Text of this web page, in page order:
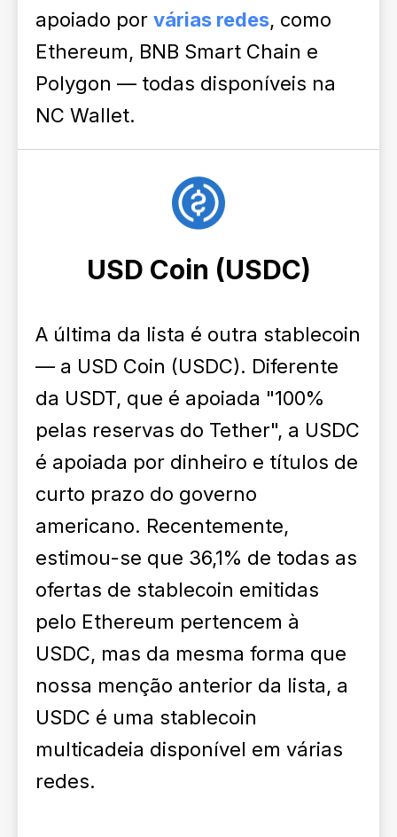
apoiado por várias redes, como
Ethereum, BNB Smart Chain e
Polygon — todas disponíveis na
NC Wallet.
USD Coin (USDC)
A última da lista é outra stablecoin
— a USD Coin (USDC). Diferente
da USDT, que é apoiada "100%
pelas reservas do Tether", a USDC
é apoiada por dinheiro e títulos de
curto prazo do governo
americano. Recentemente,
estimou-se que 36,1% de todas as
ofertas de stablecoin emitidas
pelo Ethereum pertencem à
USDC, mas da mesma forma que
nossa menção anterior da lista, a
USDC é uma stablecoin
multicadeia disponível em várias
redes.